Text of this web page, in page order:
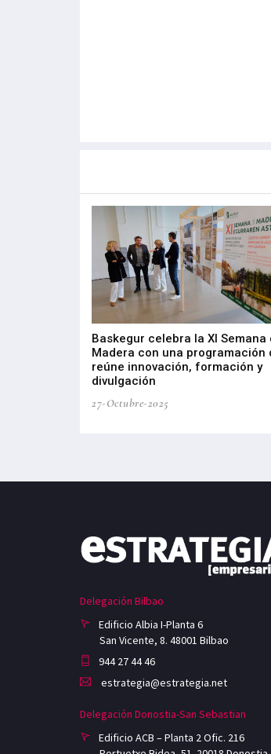
Baskegur celebra la XI Semana
Madera con una programación
reúne innovación, formación y
divulgación
27-Octubre-2025
Delegación Bilbao
Edificio Albia I-Planta 6
San Vicente, 8. 48001 Bilbao
944 27 44 46
estrategia@estrategia.net
Delegación Donostia-San Sebastian
Edificio ACB – Planta 2 Ofic. 216